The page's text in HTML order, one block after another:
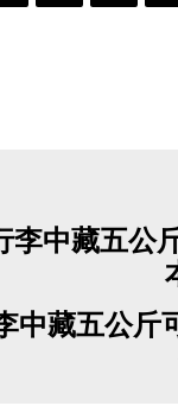
中藏五公斤